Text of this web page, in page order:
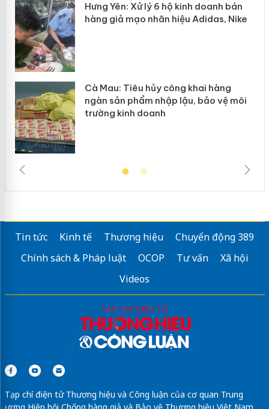
Hưng Yên: Xử lý 6 hộ kinh doanh bán
hàng giả mạo nhãn hiệu Adidas, Nike
Cà Mau: Tiêu hủy công khai hàng
ngàn sản phẩm nhập lậu, bảo vệ môi
trường kinh doanh
Tin tức Kinh tế Thương hiệu
Chuyển động 389
Chính sách & Pháp luật
OCOP Tư vấn
Xã hội
Videos
Tạp chí điện tử Thương hiệu và Công luận của cơ quan Trung